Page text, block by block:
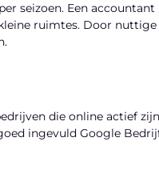
seizoen. Een
ruimtes. Door
die online actief
ingevuld Google